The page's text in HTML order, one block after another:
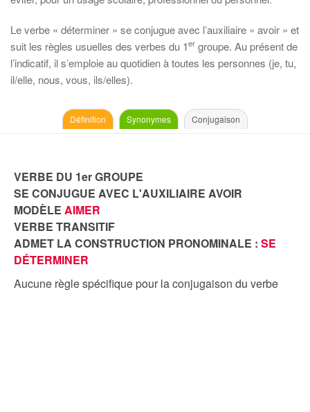
Le verbe « déterminer » se conjugue avec l’auxiliaire « avoir » et
suit les règles usuelles des verbes du 1er groupe. Au présent de
l’indicatif, il s’emploie au quotidien à toutes les personnes (je, tu,
il/elle, nous, vous, ils/elles).
Définition Synonymes Conjugaison
VERBE DU 1er GROUPE
SE CONJUGUE AVEC L'AUXILIAIRE AVOIR
MODÈLE AIMER
VERBE TRANSITIF
ADMET LA CONSTRUCTION PRONOMINALE : SE
DÉTERMINER
Aucune règle spécifique pour la conjugaison du verbe